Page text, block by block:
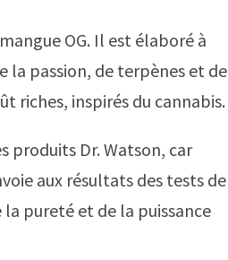
OG. Il est élaboré à
la passion, de terpènes et de
riches, inspirés du cannabis.
produits Dr. Watson, car
aux résultats des tests de
la pureté et de la puissance